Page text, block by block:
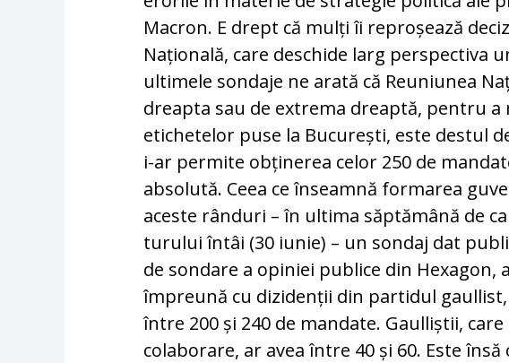
Macron. E drept că mulți îi reproșează
Națională, care deschide larg perspectiva
ultimele sondaje ne arată că Reuniunea
dreapta sau de extrema dreaptă, pentru a
etichetelor puse la București, este destul
i-ar permite obținerea celor 250 de
absolută. Ceea ce înseamnă formarea
aceste rânduri – în ultima săptămână de
turului întâi (30 iunie) – un sondaj dat
de sondare a opiniei publice din Hexagon,
împreună cu dizidenții din partidul
între 200 și 240 de mandate. Gaulliștii,
colaborare, ar avea între 40 și 60. Este